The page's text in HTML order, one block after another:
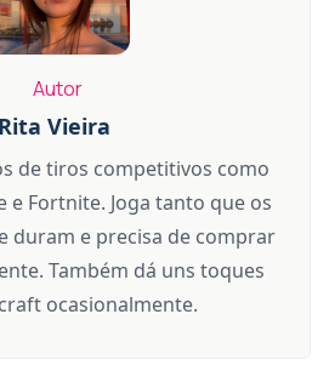
Autor
Rita Vieira
de tiros competitivos como
e Fortnite. Joga tanto que os
duram e precisa de comprar
Também dá uns toques
ocasionalmente.